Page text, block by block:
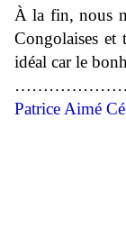
À la fin, nous
Congolaises et
idéal car le
Patrice Aimé